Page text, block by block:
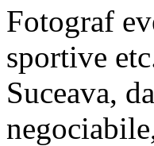
Fotograf
sportive
Suceava,